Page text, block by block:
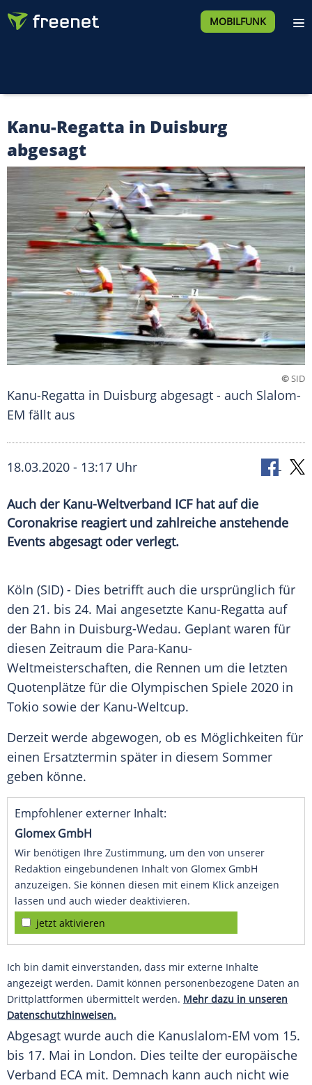
MOBILFUNK
Kanu-Regatta in Duisburg
abgesagt
©SID
Kanu-Regatta in Duisburg abgesagt - auch Slalom-
EM fällt aus
18.03.2020 - 13:17 Uhr
Auch der Kanu-Weltverband ICF hat auf die
Coronakrise reagiert und zahlreiche anstehende
Events abgesagt oder verlegt.
Köln (SID) - Dies betrifft auch die ursprünglich für
den 21. bis 24. Mai angesetzte Kanu-Regatta auf
der Bahn in Duisburg-Wedau. Geplant waren für
diesen Zeitraum die Para-Kanu-
Weltmeisterschaften, die Rennen um die letzten
Quotenplätze für die Olympischen Spiele 2020 in
Tokio sowie der Kanu-Weltcup.
Derzeit werde abgewogen, ob es Möglichkeiten für
einen Ersatztermin später in diesem Sommer
geben könne.
Empfohlener externer Inhalt:
Glomex GmbH
Wir benötigen Ihre Zustimmung, um den von unserer
Redaktion eingebundenen Inhalt von Glomex GmbH
anzuzeigen. Sie können diesen mit einem Klick anzeigen
lassen und auch wieder deaktivieren.
jetzt aktivieren
Ich bin damit einverstanden, dass mir externe Inhalte
angezeigt werden. Damit können personenbezogene Daten an
Drittplattformen übermittelt werden. Mehr dazu in unseren
Datenschutzhinweisen.
Abgesagt wurde auch die Kanuslalom-EM vom 15.
bis 17. Mai in London. Dies teilte der europäische
Verband ECA mit. Demnach kann auch nicht wie